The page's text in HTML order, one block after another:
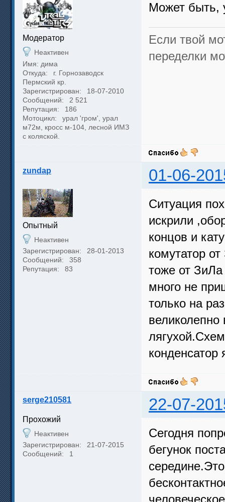
Модератор
Неактивен
Имя: дима
Откуда:
г. Горнозаводск
Пермский кр.
Зарегистрирован:
18-07-2010
Сообщений:
2 521
Репутация:
186
Мотоцикл:
урал 'гром', урал
м72м, кросс м-104, лесной ИМЗ
с коляской.
Может быть,
Если твой
переделки
zundap 01-06-
Опытный
Неактивен
Зарегистрирован:
28-01-2013
Сообщений:
358
Репутация:
83
Ситуация
искрили
концов и
комутатор
тоже от ЗиЛа
много не
только на
великолепно
конденсатор
serge210581 22-07-
Прохожий
Неактивен
Зарегистрирован:
21-07-2015
Сообщений:
1
Сегодня
бегунок